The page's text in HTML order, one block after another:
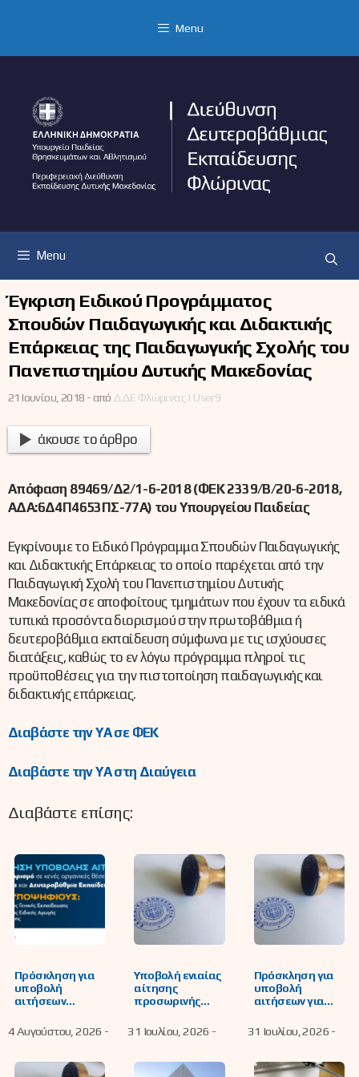
Menu
Menu
Έγκριση Ειδικού Προγράμματος
Σπουδών Παιδαγωγικής και Διδακτικής
Επάρκειας της Παιδαγωγικής Σχολής του
Πανεπιστημίου Δυτικής Μακεδονίας
21 Ιουνίου, 2018 -από ΔΔΕ Φλώρινας | User9
άκουσε το άρθρο
Απόφαση 89469/Δ2/1-6-2018 (ΦΕΚ 2339/Β/20-6-2018,
ΑΔΑ:6Δ4Π4653ΠΣ-77Α) του Υπουργείου Παιδείας
Εγκρίνουμε το Ειδικό Πρόγραμμα Σπουδών Παιδαγωγικής
και Διδακτικής Επάρκειας το οποίο παρέχεται από την
Παιδαγωγική Σχολή του Πανεπιστημίου Δυτικής
Μακεδονίας σε αποφοίτους τμημάτων που έχουν τα ειδικά
τυπικά προσόντα διορισμού στην πρωτοβάθμια ή
δευτεροβάθμια εκπαίδευση σύμφωνα με τις ισχύουσες
διατάξεις, καθώς το εν λόγω πρόγραμμα πληροί τις
προϋποθέσεις για την πιστοποίηση παιδαγωγικής και
διδακτικής επάρκειας.
Διαβάστε την ΥΑ σε ΦΕΚ
Διαβάστε την ΥΑ στη Διαύγεια
Διαβάστε επίσης:
Πρόσκληση για
υποβολή
αιτήσεων
εκπαιδευτικών
για μόνιμο
κενές οργανικές
4 Αυγούστου, 2026 -
Υποβολή ενιαίας
αίτησης
προσωρινής
κάλυψης
λειτουργικών
συμπλήρωσης
31 Ιουλίου, 2026 -
Πρόσκληση για
υποβολή
αιτήσεων για
του
εβδομαδιαίου
διδακτικού
31 Ιουλίου, 2026 -